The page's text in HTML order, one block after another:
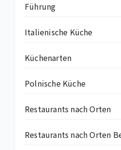
Führung
Italienische Küche
Küchenarten
Polnische Küche
Restaurants nach Orten
Restaurants nach Orten